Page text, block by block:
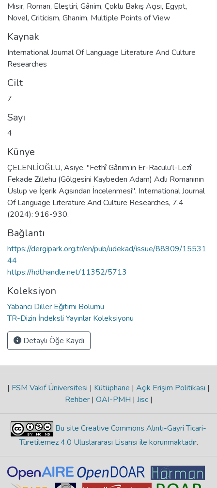
Mısır, Roman, Eleştiri, Gânim, Çoklu Bakış Açısı, Egypt,
Novel, Criticism, Ghanim, Multiple Points of View
Kaynak
International Journal Of Language Literature And Culture
Researches
Cilt
7
Sayı
4
Künye
ÇELENLİOĞLU, Asiye. "Fethî Gânim’in Er-Raculu’l-Lezî
Fekade Zıllehu (Gölgesini Kaybeden Adam) Adlı Romanının
Üslup ve İçerik Açısından İncelenmesi". International Journal
Of Language Literature And Culture Researches, 7.4
(2024): 916-930.
Bağlantı
https://dergipark.org.tr/en/pub/udekad/issue/88909/15531
44
https://hdl.handle.net/11352/5713
Koleksiyon
Yabancı Diller Eğitimi Bölümü
TR-Dizin İndeksli Yayınlar Koleksiyonu
Detaylı Öğe Kaydı
| FSM Vakıf Üniversitesi | Kütüphane | Açık Erişim Politikası |
Rehber | OAI-PMH | Jisc |
Bu site Creative Commons Alıntı-Gayri Ticari-
Türetilemez 4.0 Uluslararası Lisansı ile korunmaktadır.